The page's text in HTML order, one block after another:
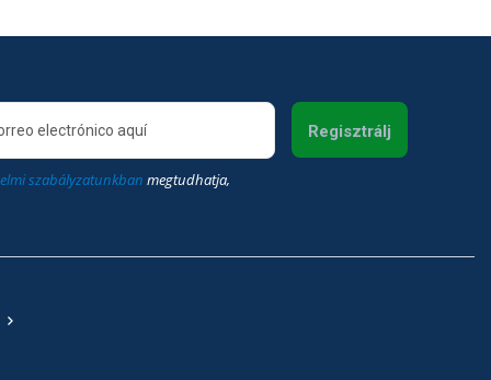
szabályzatunkban megtudhatja,
Regisztrálj